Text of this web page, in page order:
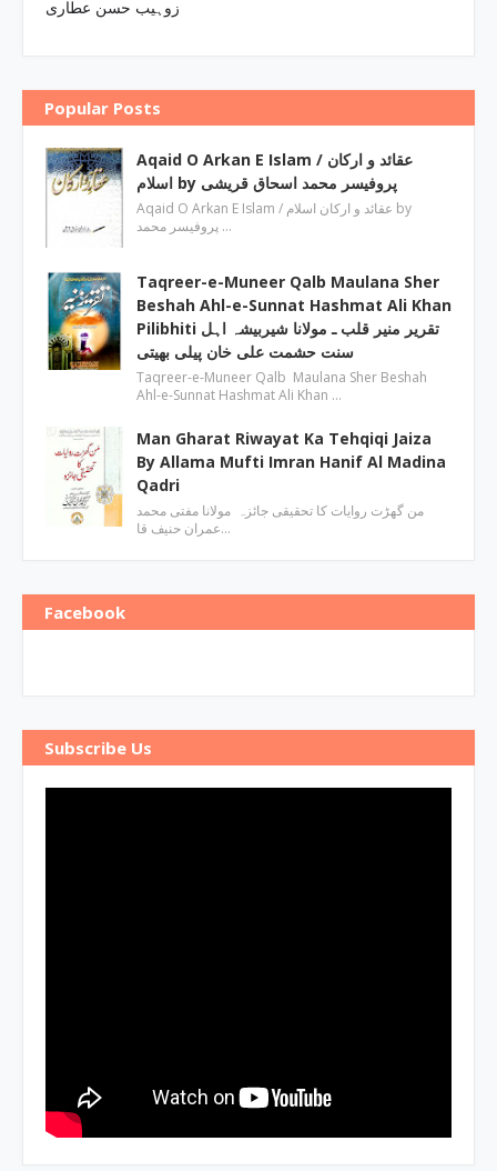
زوہیب حسن عطاری
Popular Posts
Aqaid O Arkan E Islam / عقائد و ارکان
اسلام by پروفیسر محمد اسحاق قریشی
Aqaid O Arkan E Islam / عقائد و ارکان اسلام by
پروفیسر محمد …
Taqreer-e-Muneer Qalb Maulana Sher
Beshah Ahl-e-Sunnat Hashmat Ali Khan
Pilibhiti تقریر منیر قلب ـ مولانا شیربیشہ اہل
سنت حشمت علی خان پیلی بھیتی
Taqreer-e-Muneer Qalb Maulana Sher Beshah
Ahl-e-Sunnat Hashmat Ali Khan …
Man Gharat Riwayat Ka Tehqiqi Jaiza
By Allama Mufti Imran Hanif Al Madina
Qadri
من گھڑت روایات کا تحقیقی جائزہ مولانا مفتی محمد
عمران حنیف قا…
Facebook
Subscribe Us